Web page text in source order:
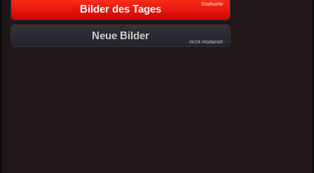
Bilder des Tages Startseite
Neue Bilder
nicht moderiert